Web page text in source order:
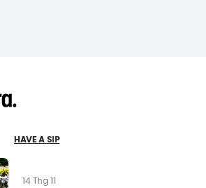
HAVE A SIP
14 Thg 11